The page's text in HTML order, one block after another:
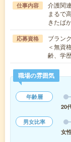
仕事内容
介護関連
まるで
きたば
応募資格
ブラン
＜無資
齢、学
職場の雰囲気
年齢層
20
男女比率
女